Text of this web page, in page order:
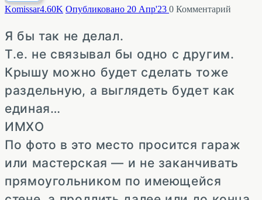
Komissar4.60K Опубликовано 20 Апр'23 0 Комментарий
Я бы так не делал.
Т.е. не связывал бы одно с другим.
Крышу можно будет сделать тоже
раздельную, а выглядеть будет как
единая…
ИМХО
По фото в это место просится гараж
или мастерская — и не заканчивать
прямоугольником по имеющейся